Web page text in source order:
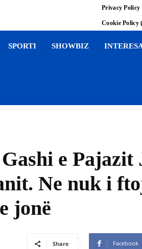
Privacy Policy
Cookie Policy
SPORTI SHOWBIZ
e Pajazit
Ne nuk i
jonë
Share Facebook